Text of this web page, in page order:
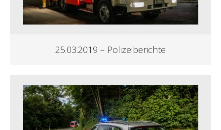
25.03.2019 – Polizeiberichte